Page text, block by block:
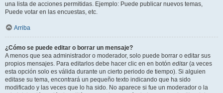
una lista de acciones permitidas. Ejemplo: Puede publicar nuevos temas,
Puede votar en las encuestas, etc.
Arriba
¿Cómo se puede editar o borrar un mensaje?
A menos que sea administrador o moderador, solo puede borrar o editar sus
propios mensajes. Para editarlos debe hacer clic en en botón editar(a veces
esta opción solo es válida durante un cierto periodo de tiempo). Si alguien
editase su tema, encontrará un pequeño texto indicando que ha sido
modificado y las veces que lo ha sido. No aparece si fue un moderador o la